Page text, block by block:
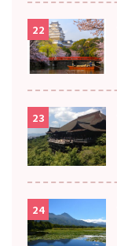
22
23
24